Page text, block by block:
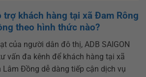
trợ khách hàng tại xã Đam Rông
theo hình thức nào?
của người dân đô thị, ADB SAIGON
vấn đa kênh để khách hàng tại xã
Lâm Đồng dễ dàng tiếp cận dịch vụ